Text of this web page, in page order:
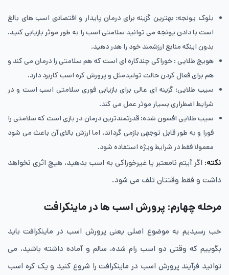
بلوک یونجه: بهترین گزینه برای درمان پایدار و اقتصادی اسب های بالغ
است با دادن یونجه می توانید سلامتی اسب را به طور موثر بازیابی کنید،
بدون اینکه منابع ارزشمند خود را هدر دهید.
هویج طلایی : خوراکی چندکاره ای است که هم سلامتی را درمان می کند و
هم برای فعال کردن حالت تولیدمثل و پرورش کره‌ اسب کاربرد دارد.
سیب طلایی: گزینه ای عالی برای بازیابی فوری سلامتی اسب است و در
شرایط اضطراری بسیار موثر عمل می کند.
سیب طلایی افسون شده: قدرتمندترین درمان در بازی است که سلامتی را
فورا و به طور قابل توجهی بازمی گرداند، اما ارزش بالای آن باعث می شود
معمولا فقط در شرایط ویژه استفاده شود.
نکته: اگر آیتم نامعتبر یا غیرخوراکی به اسب بدهید، هیچ اثری نخواهد
داشت و فقط وقتتان تلف می شود.
مرحله چهارم: پرورش اسب ‌ها در ماینکرافت
خب رسیدیم به موضوع اصلی یعنی پرورش اسب در ماینکرافت باید
بگوییم که وقتی دو اسب رام‌ شده، سالم و آماده داشته باشید، می
توانید فرآیند پرورش اسب در ماینکرافت را شروع کنید و یک کره ‌اسب